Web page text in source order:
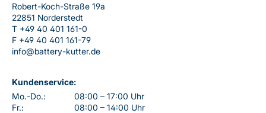
Robert-Koch-Straße 19a
22851 Norderstedt
T +49 40 401 161-0
F +49 40 401 161-79
info@battery-kutter.de
Kundenservice:
Mo.-Do.:
08:00 – 17:00 Uhr
Fr.:
08:00 – 14:00 Uhr